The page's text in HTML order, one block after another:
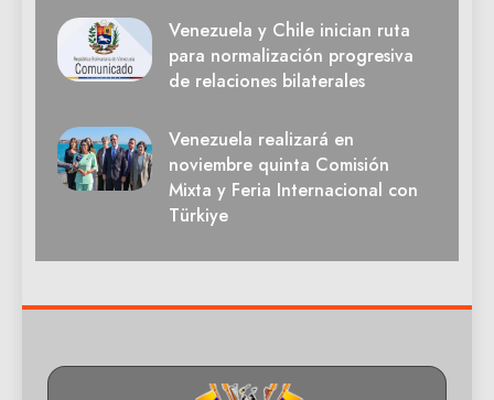
Venezuela y Chile inician ruta
para normalización progresiva
de relaciones bilaterales
Venezuela realizará en
noviembre quinta Comisión
Mixta y Feria Internacional con
Türkiye